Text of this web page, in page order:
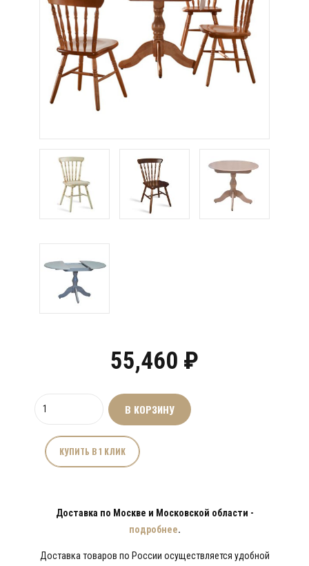
55,460 ₽
Количество
Стол
«Фаворит
Классика»
«Классика»
В КОРЗИНУ
КУПИТЬ В 1 КЛИК
Доставка по Москве и Московской области -
подробнее.
Доставка товаров по России осуществляется удобной